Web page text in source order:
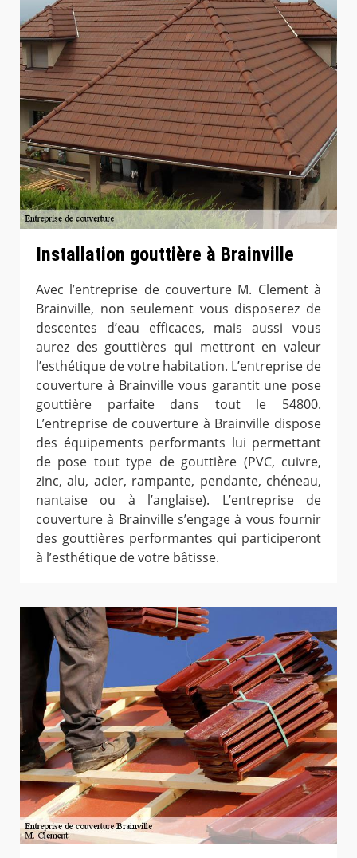
Installation gouttière à Brainville
Avec l’entreprise de couverture M. Clement à
Brainville, non seulement vous disposerez de
descentes d’eau efficaces, mais aussi vous
aurez des gouttières qui mettront en valeur
l’esthétique de votre habitation. L’entreprise de
couverture à Brainville vous garantit une pose
gouttière parfaite dans tout le 54800.
L’entreprise de couverture à Brainville dispose
des équipements performants lui permettant
de pose tout type de gouttière (PVC, cuivre,
zinc, alu, acier, rampante, pendante, chéneau,
nantaise ou à l’anglaise). L’entreprise de
couverture à Brainville s’engage à vous fournir
des gouttières performantes qui participeront
à l’esthétique de votre bâtisse.